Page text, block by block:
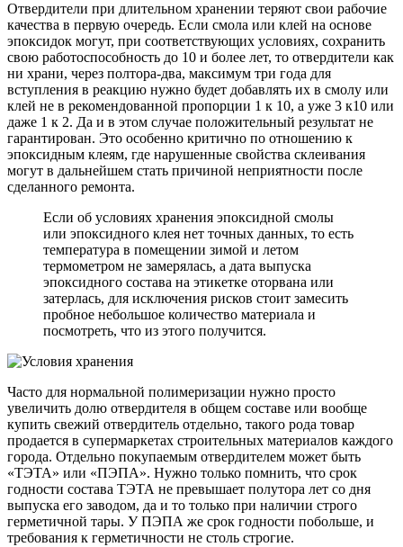
Отвердители при длительном хранении теряют свои рабочие
качества в первую очередь. Если смола или клей на основе
эпоксидок могут, при соответствующих условиях, сохранить
свою работоспособность до 10 и более лет, то отвердители как
ни храни, через полтора-два, максимум три года для
вступления в реакцию нужно будет добавлять их в смолу или
клей не в рекомендованной пропорции 1 к 10, а уже 3 к10 или
даже 1 к 2. Да и в этом случае положительный результат не
гарантирован. Это особенно критично по отношению к
эпоксидным клеям, где нарушенные свойства склеивания
могут в дальнейшем стать причиной неприятности после
сделанного ремонта.
Если об условиях хранения эпоксидной смолы
или эпоксидного клея нет точных данных, то есть
температура в помещении зимой и летом
термометром не замерялась, а дата выпуска
эпоксидного состава на этикетке оторвана или
затерлась, для исключения рисков стоит замесить
пробное небольшое количество материала и
посмотреть, что из этого получится.
Часто для нормальной полимеризации нужно просто
увеличить долю отвердителя в общем составе или вообще
купить свежий отвердитель отдельно, такого рода товар
продается в супермаркетах строительных материалов каждого
города. Отдельно покупаемым отвердителем может быть
«ТЭТА» или «ПЭПА». Нужно только помнить, что срок
годности состава ТЭТА не превышает полутора лет со дня
выпуска его заводом, да и то только при наличии строго
герметичной тары. У ПЭПА же срок годности побольше, и
требования к герметичности не столь строгие.